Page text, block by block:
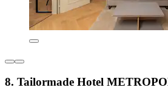
8. Tailormade Hotel